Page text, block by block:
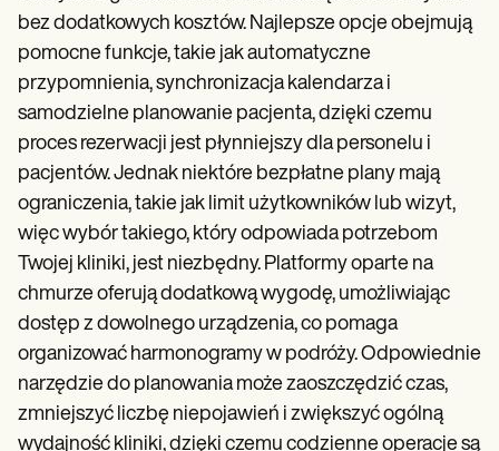
bez dodatkowych kosztów. Najlepsze opcje obejmują
pomocne funkcje, takie jak automatyczne
przypomnienia, synchronizacja kalendarza i
samodzielne planowanie pacjenta, dzięki czemu
proces rezerwacji jest płynniejszy dla personelu i
pacjentów. Jednak niektóre bezpłatne plany mają
ograniczenia, takie jak limit użytkowników lub wizyt,
więc wybór takiego, który odpowiada potrzebom
Twojej kliniki, jest niezbędny. Platformy oparte na
chmurze oferują dodatkową wygodę, umożliwiając
dostęp z dowolnego urządzenia, co pomaga
organizować harmonogramy w podróży. Odpowiednie
narzędzie do planowania może zaoszczędzić czas,
zmniejszyć liczbę niepojawień i zwiększyć ogólną
wydajność kliniki, dzięki czemu codzienne operacje są